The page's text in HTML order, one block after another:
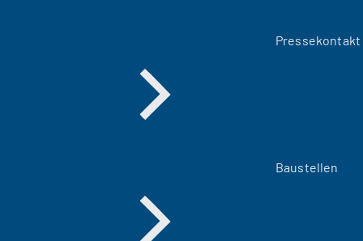
Pressekontakt
Baustellen